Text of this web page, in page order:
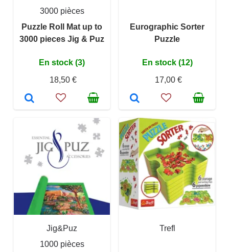
3000 pièces
Puzzle Roll Mat up to
3000 pieces Jig & Puz
En stock (3)
18,50 €
Eurographic Sorter
Puzzle
En stock (12)
17,00 €
Jig&Puz
1000 pièces
Trefl